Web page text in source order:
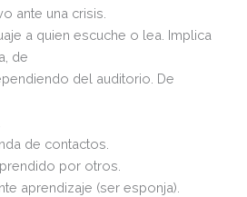
ante una crisis.
a quien escuche o lea. Implica
de
del auditorio. De
de contactos.
por otros.
aprendizaje (ser esponja).